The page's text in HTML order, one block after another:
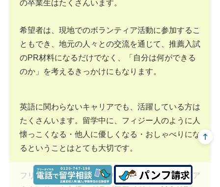
の卒業生はたくさんいます。
希望者は、現地でのボランティア活動に参加するこ
ともでき、地元の人々との交流を通じて、推薦入試
のPR材料になるだけでなく、「自分は何ができる
のか」を考えるきっかけにもなります。
英語に関わらないキャリアでも、活躍している方は
たくさんいます。留学中に、フィジー人のように人
懐っこくなる・他人に優しくなる・おしゃべりにな
るということはとても大切です。
フリーバードの卒業生の中には、テレビ局の女子ア